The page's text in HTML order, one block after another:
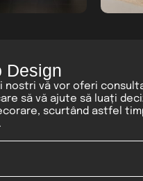
Design
nostri vă vor oferi
să vă ajute să luați
scurtând astfel